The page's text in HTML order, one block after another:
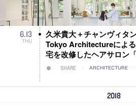
6.13
THU
久米貴大＋チャンヴィタ
Tokyo Architectureによ
宅を改修したヘアサロン
SHARE ARCHITECTURE
2018